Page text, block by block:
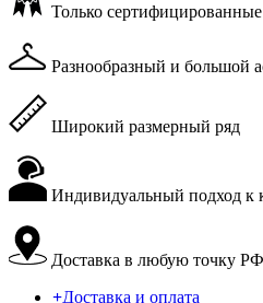
Только
Разнообразный и большой
Широкий размерный ряд
Индивидуальный подход к
Доставка в любую точку РФ
+Доставка и оплата